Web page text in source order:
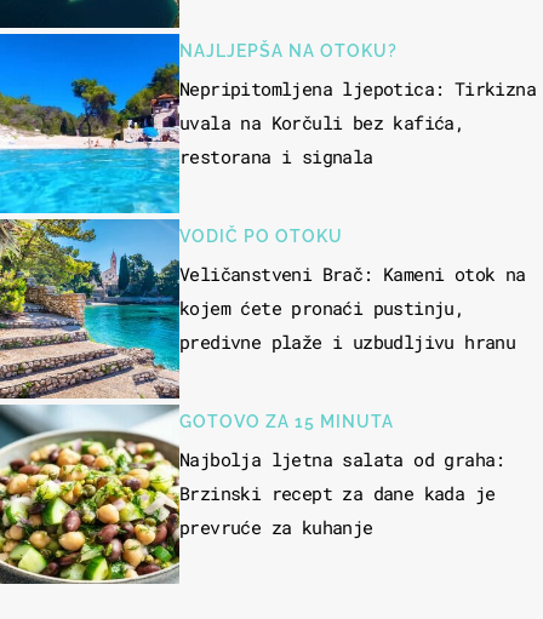
NAJLJEPŠA NA OTOKU?
Nepripitomljena ljepotica: Tirkizna
uvala na Korčuli bez kafića,
restorana i signala
VODIČ PO OTOKU
Veličanstveni Brač: Kameni otok na
kojem ćete pronaći pustinju,
predivne plaže i uzbudljivu hranu
GOTOVO ZA 15 MINUTA
Najbolja ljetna salata od graha:
Brzinski recept za dane kada je
prevruće za kuhanje